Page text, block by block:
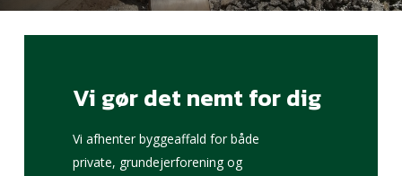
Vi gørdet nemt fordig
Vi afhenter byggeaffald for både
private, grundejerforening og